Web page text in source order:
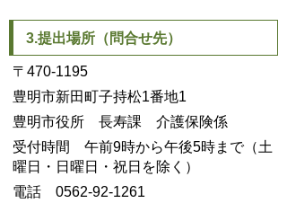
3.提出場所（問合せ先）
〒470-1195
豊明市新田町子持松1番地1
豊明市役所 長寿課 介護保険係
受付時間 午前9時から午後5時まで（土
曜日・日曜日・祝日を除く）
電話 0562-92-1261